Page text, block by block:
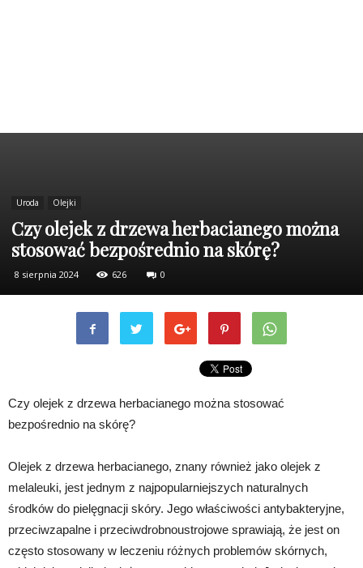
Uroda Olejki
Czy olejek z drzewa herbacianego można
stosować bezpośrednio na skórę?
8 sierpnia 2024 626 0
Czy olejek z drzewa herbacianego można stosować
bezpośrednio na skórę?
Olejek z drzewa herbacianego, znany również jako olejek z
melaleuki, jest jednym z najpopularniejszych naturalnych
środków do pielęgnacji skóry. Jego właściwości antybakteryjne,
przeciwzapalne i przeciwdrobnoustrojowe sprawiają, że jest on
często stosowany w leczeniu różnych problemów skórnych,